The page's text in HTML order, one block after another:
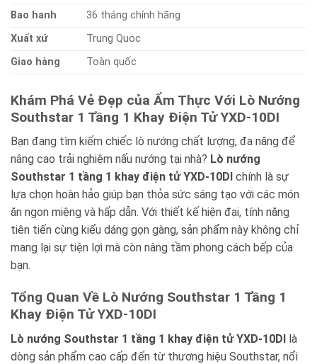
Bao hanh
36 tháng chính hãng
Xuất xứ
Trung Quoc
Giao hàng
Toàn quốc
Khám Phá Vẻ Đẹp của Ẩm Thực Với Lò Nướng
Southstar 1 Tầng 1 Khay Điện Tử YXD-10DI
Bạn đang tìm kiếm chiếc lò nướng chất lượng, đa năng để
nâng cao trải nghiệm nấu nướng tại nhà? Lò nướng
Southstar 1 tầng 1 khay điện tử YXD-10DI chính là sự
lựa chọn hoàn hảo giúp bạn thỏa sức sáng tạo với các món
ăn ngon miệng và hấp dẫn. Với thiết kế hiện đại, tính năng
tiên tiến cùng kiểu dáng gọn gàng, sản phẩm này không chỉ
mang lại sự tiện lợi mà còn nâng tầm phong cách bếp của
bạn.
Tổng Quan Về Lò Nướng Southstar 1 Tầng 1
Khay Điện Tử YXD-10DI
Lò nướng Southstar 1 tầng 1 khay điện tử YXD-10DI là
dòng sản phẩm cao cấp đến từ thương hiệu Southstar, nổi